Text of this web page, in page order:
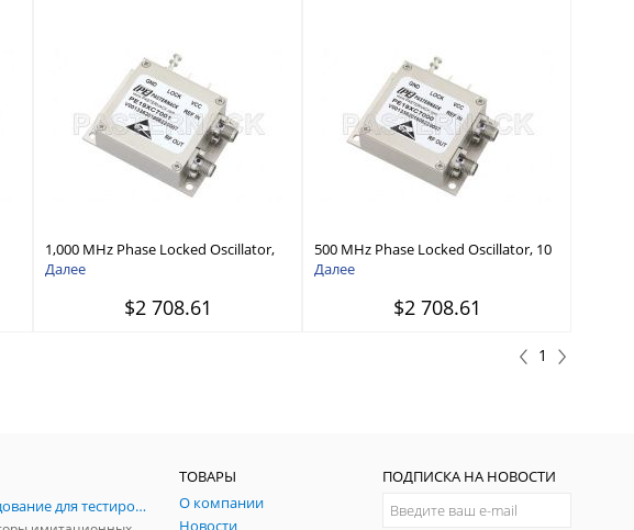
1,000 MHz Phase Locked Oscillator,
10 MHz External Ref., Phase Noise
Далее
$2 708.61
500 MHz Phase Locked Oscillator, 10
MHz External Ref., Phase Noise -110
Далее
$2 708.61
1
Оборудование для тестирования и симуляции ГНСС
ТОВАРЫ
О компании
Новости
ПОДПИСКА НА НОВОСТИ